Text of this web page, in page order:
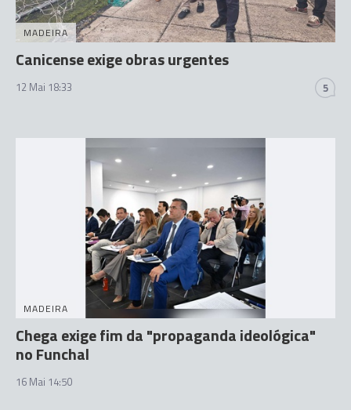
MADEIRA
Canicense exige obras urgentes
12 Mai 18:33 5
MADEIRA
Chega exige fim da "propaganda ideológica"
no Funchal
16 Mai 14:50